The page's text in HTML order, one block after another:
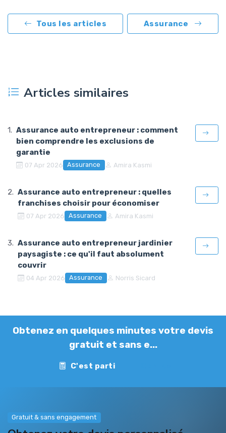
Tous les articles Assurance
Articles similaires
Assurance auto entrepreneur : comment
bien comprendre les exclusions de
garantie
07 Apr 2026 Assurance Amira Kasmi
Assurance auto entrepreneur : quelles
franchises choisir pour économiser
07 Apr 2026 Assurance Amira Kasmi
Assurance auto entrepreneur jardinier
paysagiste : ce qu'il faut absolument
couvrir
04 Apr 2026 Assurance Norris Sicard
Obtenez en quelques minutes votre devis
gratuit et sans e...
C'est parti
Gratuit & sans engagement